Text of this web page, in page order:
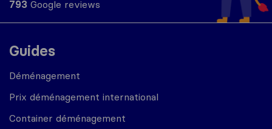
Guides
Déménagement
Prix déménagement international
Container déménagement
793 Google reviews